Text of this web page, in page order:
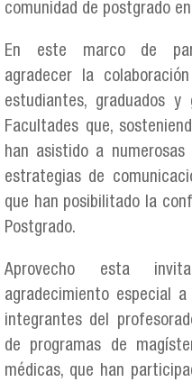
comunidad de postgrado
En este marco de
agradecer la
estudiantes, graduados
Facultades que,
han asistido a numerosas
estrategias de
que han posibilitado la
Postgrado.
Aprovecho esta
agradecimiento especial
integrantes del
de programas de
médicas, que han